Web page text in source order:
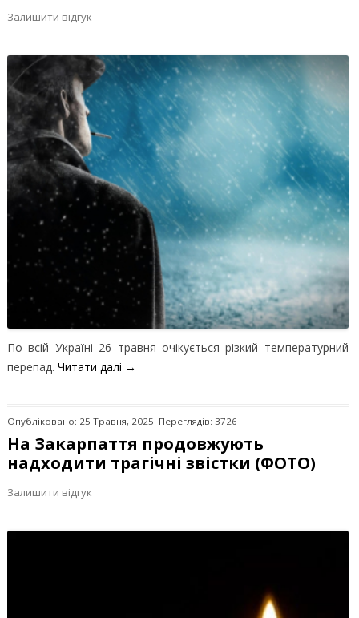
Залишити відгук
По всій Україні 26 травня очікується різкий температурний
перепад. Читати далі →
Опубліковано: 25 Травня, 2025. Переглядів: 3726
На Закарпаття продовжують
надходити трагічні звістки (ФОТО)
Залишити відгук